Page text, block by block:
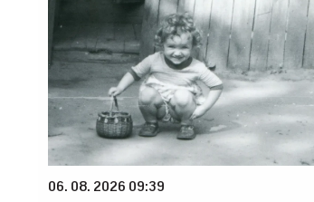
06. 08. 2026 09:39